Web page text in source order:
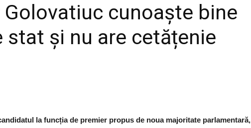
cunoaște bine
stat și nu are cetățenie
la funcția de premier propus de noua majoritate parlamentară,